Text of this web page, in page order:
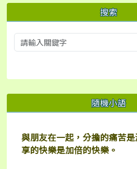
搜索
右邊區域內容 隨機小語
與朋友在一起，分擔的痛苦
享的快樂是加倍的快樂。